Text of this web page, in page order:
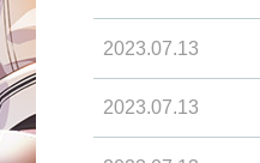
2023.07.13
2023.07.13